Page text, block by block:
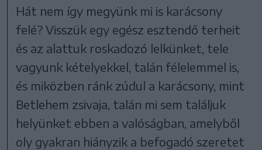
Hát nem így megyünk mi is karácsony
felé? Visszük egy egész esztendő terheit
és az alattuk roskadozó lelkünket, tele
vagyunk kételyekkel, talán félelemmel is,
és miközben ránk zúdul a karácsony, mint
Betlehem zsivaja, talán mi sem találjuk
helyünket ebben a valóságban, amelyből
oly gyakran hiányzik a befogadó szeretet